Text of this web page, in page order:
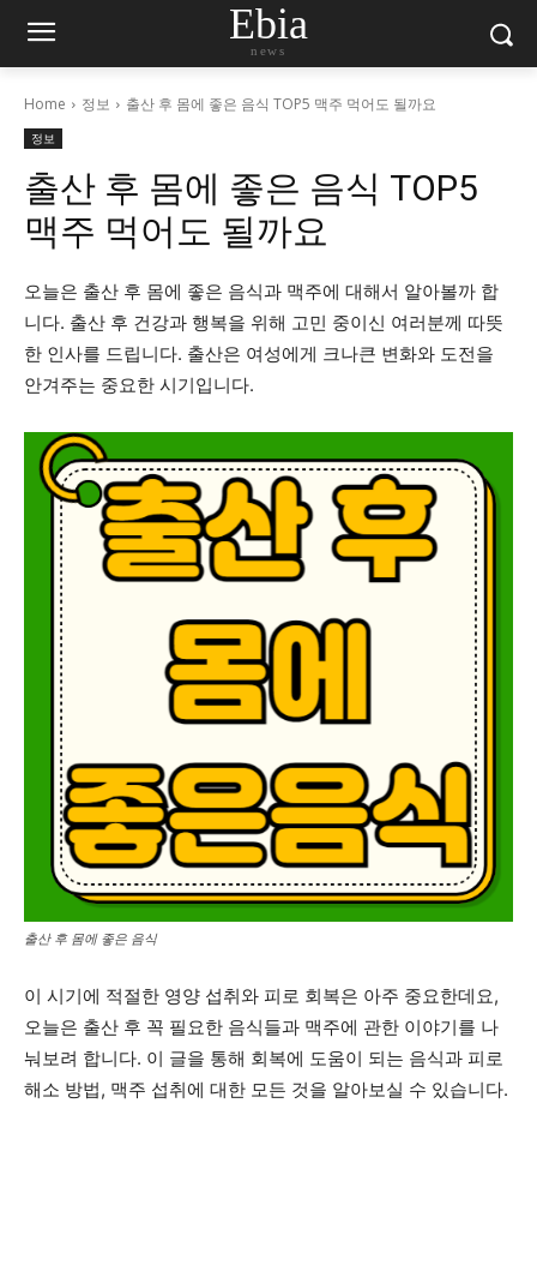
Ebia
news
Home 정보 출산 후 몸에 좋은 음식 TOP5 맥주 먹어도 될까요
정보
출산 후 몸에 좋은 음식 TOP5
맥주 먹어도 될까요
오늘은 출산 후 몸에 좋은 음식과 맥주에 대해서 알아볼까 합
니다. 출산 후 건강과 행복을 위해 고민 중이신 여러분께 따뜻
한 인사를 드립니다. 출산은 여성에게 크나큰 변화와 도전을
안겨주는 중요한 시기입니다.
출산 후 몸에 좋은 음식
이 시기에 적절한 영양 섭취와 피로 회복은 아주 중요한데요,
오늘은 출산 후 꼭 필요한 음식들과 맥주에 관한 이야기를 나
눠보려 합니다. 이 글을 통해 회복에 도움이 되는 음식과 피로
해소 방법, 맥주 섭취에 대한 모든 것을 알아보실 수 있습니다.